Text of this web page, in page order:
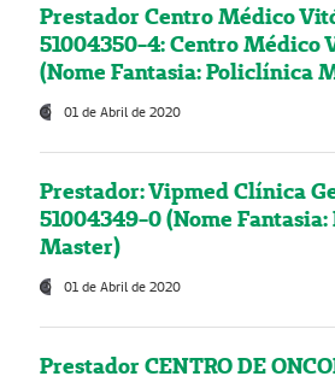
Prestador Centro Médico
51004350-4: Centro Médico
(Nome Fantasia: Policlínica
01 de Abril de 2020
Prestador: Vipmed Clínica
51004349-0 (Nome
Master)
01 de Abril de 2020
Prestador CENTRO DE